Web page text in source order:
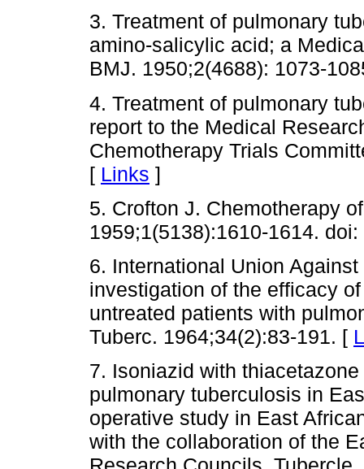
3. Treatment of pulmonary
amino-salicylic acid; a
BMJ. 1950;2(4688): 1073-
4. Treatment of pulmonary
report to the Medical
Chemotherapy Trials
[ Links ]
5. Crofton J. Chemotherapy
1959;1(5138):1610-1614.
6. International Union
investigation of the efficacy
untreated patients with
Tuberc. 1964;34(2):83-191. [
7. Isoniazid with
pulmonary tuberculosis in
operative study in East
with the collaboration of the